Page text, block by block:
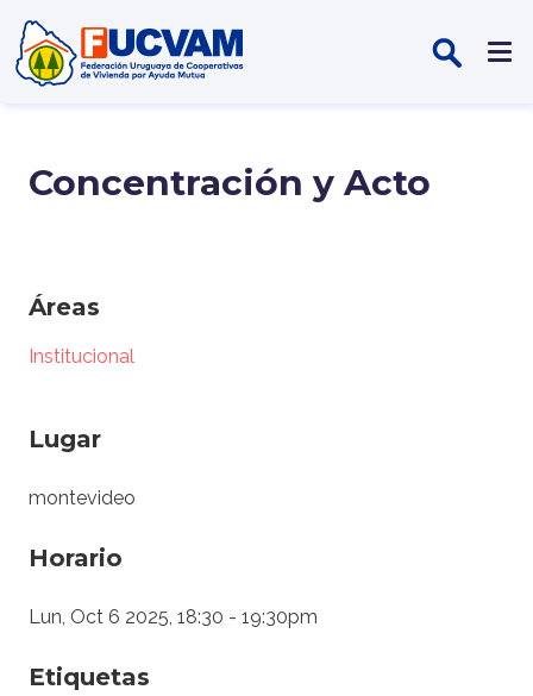
Concentración y Acto
Áreas
Institucional
Lugar
montevideo
Horario
Lun, Oct 6 2025, 18:30 - 19:30pm
Etiquetas